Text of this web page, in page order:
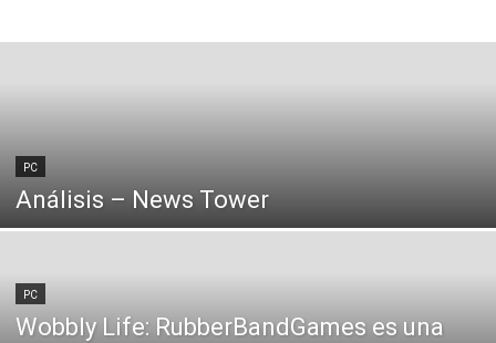
PC
Análisis – News Tower
PC
Wobbly Life: RubberBandGames es una